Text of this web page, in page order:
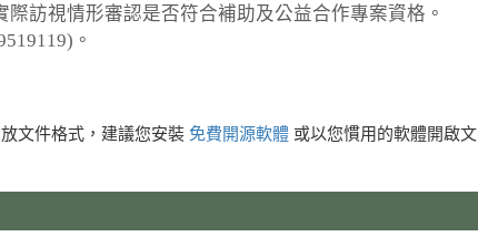
訪視情形審認是否符合補助及公益合作專案資格。
。
文件格式，建議您安裝 免費開源軟體 或以您慣用的軟體開啟文